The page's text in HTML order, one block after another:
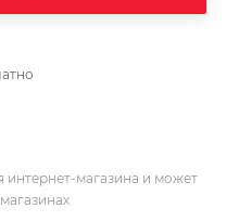
интернет-магазина и может